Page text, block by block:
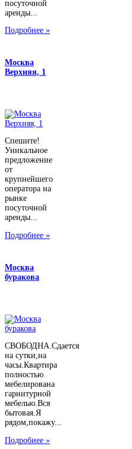
посуточной
аренды...
Подробнее »
Москва
Верхняя, 1
Спешите!
Уникальное
предложение
от
крупнейшего
оператора на
рынке
посуточной
аренды...
Подробнее »
Москва
буракова
СВОБОДНА.Сдается
на сутки,на
часы.Квартира
полностью
мебелирована
гарнитурной
мебелью.Вся
бытовая.Я
рядом,покажу...
Подробнее »